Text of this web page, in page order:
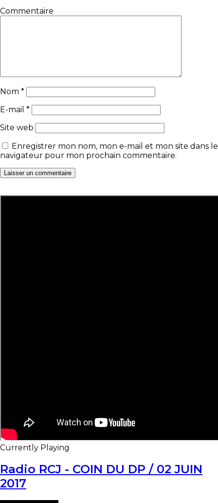
Commentaire
Nom *
E-mail *
Site web
Enregistrer mon nom, mon e-mail et mon site dans le
navigateur pour mon prochain commentaire.
Currently Playing
Radio RCJ - COIN DU DP / 02 JUIN
2017